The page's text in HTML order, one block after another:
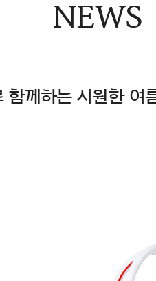
Amorepacific
Our Values
NEWS
함께하는 시원한 여